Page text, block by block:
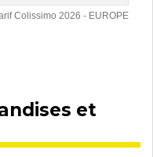
Colissimo 2026 - EUROPE
et